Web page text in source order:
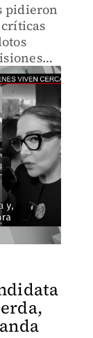
pidieron